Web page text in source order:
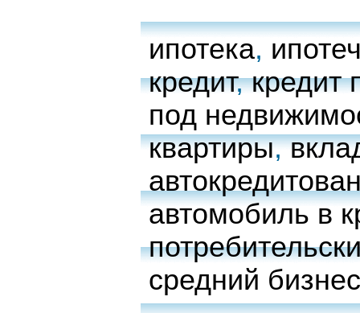
ипотека,
кредит,кредит
под
квартиры,
автомобиль в
средний бизнес